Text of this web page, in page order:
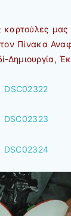
καρτούλες
Πίνακα
Δημιουργία,